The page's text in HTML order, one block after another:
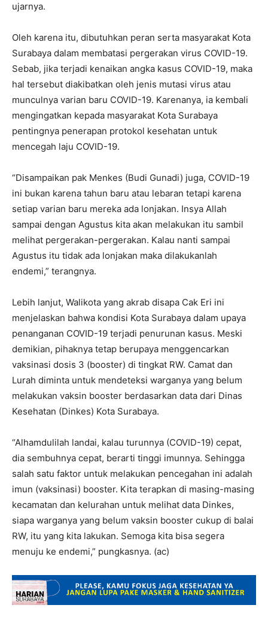
ujarnya.
Oleh karena itu, dibutuhkan peran serta masyarakat Kota
Surabaya dalam membatasi pergerakan virus COVID-19.
Sebab, jika terjadi kenaikan angka kasus COVID-19, maka
hal tersebut diakibatkan oleh jenis mutasi virus atau
munculnya varian baru COVID-19. Karenanya, ia kembali
mengingatkan kepada masyarakat Kota Surabaya
pentingnya penerapan protokol kesehatan untuk
mencegah laju COVID-19.
“Disampaikan pak Menkes (Budi Gunadi) juga, COVID-19
ini bukan karena tahun baru atau lebaran tetapi karena
setiap varian baru mereka ada lonjakan. Insya Allah
sampai dengan Agustus kita akan melakukan itu sambil
melihat pergerakan-pergerakan. Kalau nanti sampai
Agustus itu tidak ada lonjakan maka dilakukanlah
endemi,” terangnya.
Lebih lanjut, Walikota yang akrab disapa Cak Eri ini
menjelaskan bahwa kondisi Kota Surabaya dalam upaya
penanganan COVID-19 terjadi penurunan kasus. Meski
demikian, pihaknya tetap berupaya menggencarkan
vaksinasi dosis 3 (booster) di tingkat RW. Camat dan
Lurah diminta untuk mendeteksi warganya yang belum
melakukan vaksin booster berdasarkan data dari Dinas
Kesehatan (Dinkes) Kota Surabaya.
“Alhamdulilah landai, kalau turunnya (COVID-19) cepat,
dia sembuhnya cepat, berarti tinggi imunnya. Sehingga
salah satu faktor untuk melakukan pencegahan ini adalah
imun (vaksinasi) booster. Kita terapkan di masing-masing
kecamatan dan kelurahan untuk melihat data Dinkes,
siapa warganya yang belum vaksin booster cukup di balai
RW, itu yang kita lakukan. Semoga kita bisa segera
menuju ke endemi,” pungkasnya. (ac)